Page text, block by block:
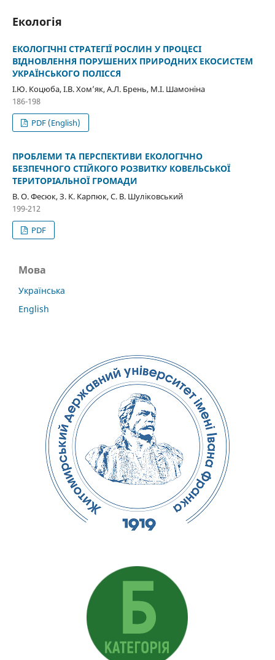
Екологія
ЕКОЛОГІЧНІ СТРАТЕГІЇ РОСЛИН У ПРОЦЕСІ
ВІДНОВЛЕННЯ ПОРУШЕНИХ ПРИРОДНИХ ЕКОСИСТЕМ
УКРАЇНСЬКОГО ПОЛІССЯ
І.Ю. Коцюба, І.В. Хом’як, А.Л. Брень, М.І. Шамоніна
186-198
PDF (English)
ПРОБЛЕМИ ТА ПЕРСПЕКТИВИ ЕКОЛОГІЧНО
БЕЗПЕЧНОГО СТІЙКОГО РОЗВИТКУ КОВЕЛЬСЬКОЇ
ТЕРИТОРІАЛЬНОЇ ГРОМАДИ
В. О. Фесюк, З. К. Карпюк, C. В. Шуліковський
199-212
PDF
Мова
Українська
English